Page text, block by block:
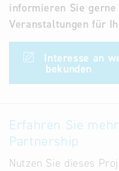
informieren Sie
Veranstaltungen für
Interesse an
bekunden
Erfahren Sie
Partnership
Nutzen Sie dieses